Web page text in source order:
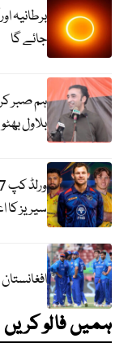
جائے گا
ہم صبر
بلاول بھٹو
سیریز کا
افغانستان 2027 ورلڈ کپ کے لیے کوالیفائی کرگیا
ہمیں فالو کریں